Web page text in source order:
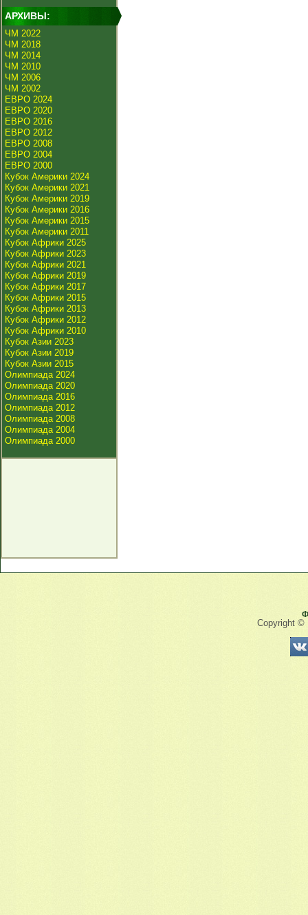
АРХИВЫ:
ЧМ 2022
ЧМ 2018
ЧМ 2014
ЧМ 2010
ЧМ 2006
ЧМ 2002
ЕВРО 2024
ЕВРО 2020
ЕВРО 2016
ЕВРО 2012
ЕВРО 2008
ЕВРО 2004
ЕВРО 2000
Кубок Америки 2024
Кубок Америки 2021
Кубок Америки 2019
Кубок Америки 2016
Кубок Америки 2015
Кубок Америки 2011
Кубок Африки 2025
Кубок Африки 2023
Кубок Африки 2021
Кубок Африки 2019
Кубок Африки 2017
Кубок Африки 2015
Кубок Африки 2013
Кубок Африки 2012
Кубок Африки 2010
Кубок Азии 2023
Кубок Азии 2019
Кубок Азии 2015
Олимпиада 2024
Олимпиада 2020
Олимпиада 2016
Олимпиада 2012
Олимпиада 2008
Олимпиада 2004
Олимпиада 2000
Copyright ©